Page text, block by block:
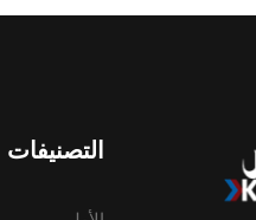
التصنيفات